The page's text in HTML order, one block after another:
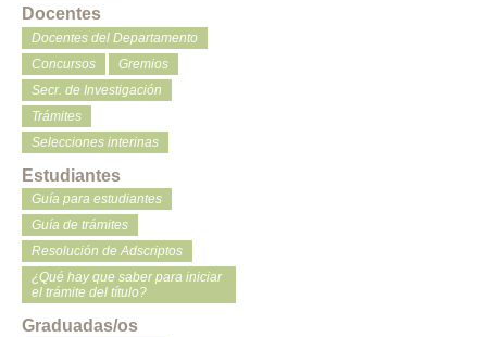
Docentes
Docentes del Departamento
Concursos
Gremios
Secr. de Investigación
Trámites
Selecciones interinas
Estudiantes
Guía para estudiantes
Guía de trámites
Resolución de Adscriptos
¿Qué hay que saber para iniciar
el trámite del título?
Graduadas/os